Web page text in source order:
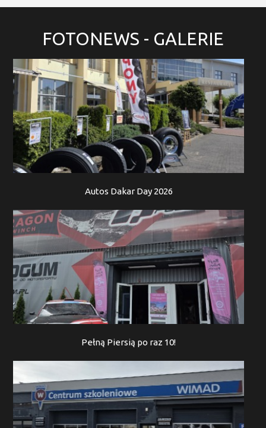
FOTONEWS - GALERIE
Autos Dakar Day 2026
Pełną Piersią po raz 10!